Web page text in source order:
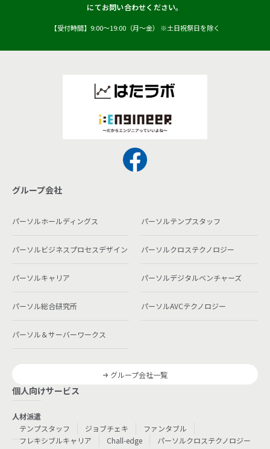
にてお問い合わせください。
【受付時間】9:00〜19:00（月〜金） ※土日祝祭日を除く
グループ会社
パーソルホールディングス パーソルテンプスタッフ
パーソルビジネスプロセスデザイン パーソルクロステクノロジー
パーソルキャリア パーソルデジタルベンチャーズ
パーソル総合研究所 パーソルAVCテクノロジー
パーソル＆サーバーワークス
グループ会社一覧
個人向けサービス
人材派遣
テンプスタッフ
ジョブチェキ
ファンタブル
フレキシブルキャリア
Chall-edge
パーソルクロステクノロジー